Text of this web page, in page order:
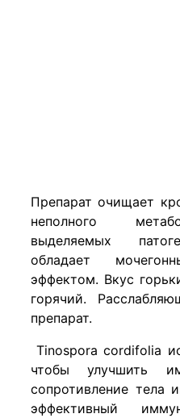
Препарат очищает
неполного
выделяемых
обладает
эффектом. Вкус
горячий.
препарат.
Tinospora cordifolia
чтобы улучшить
сопротивление
эффективный